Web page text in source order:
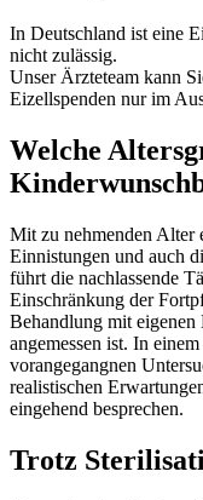
In Deutschland ist eine
nicht zulässig.
Unser Ärzteteam kann
Eizellspenden nur im
Welche
Mit zu nehmenden Alter
Einnistungen und auch
führt die nachlassende
Einschränkung der
Behandlung mit
angemessen ist. In
vorangegangnen
realistischen
eingehend besprechen.
Trotz